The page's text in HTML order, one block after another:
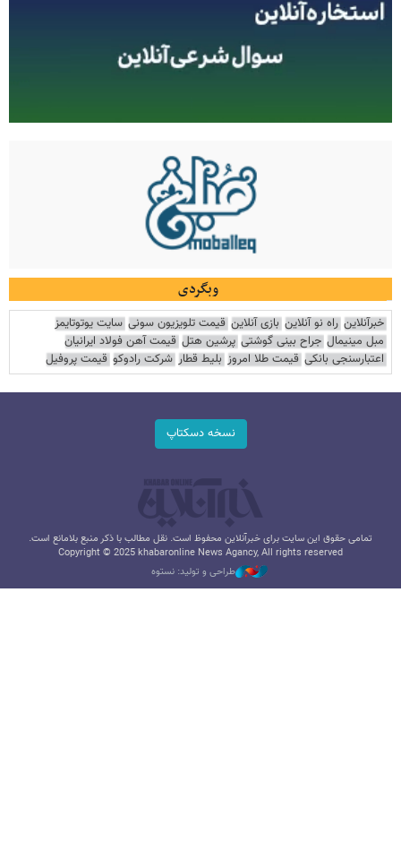
وبگردی
خبرآنلاین راه نو آنلاین بازی آنلاین قیمت تلویزیون سونی سایت یوتوتایمز
مبل مینیمال جراح بینی گوشتی پرشین هتل قیمت آهن فولاد ایرانیان
اعتبارسنجی بانکی قیمت طلا امروز بلیط قطار شرکت رادوکو قیمت پروفیل
نسخه دسکتاپ
تمامی حقوق این سایت برای خبرآنلاین محفوظ است. نقل مطالب با ذکر منبع بلامانع است.
Copyright © 2025 khabaronline News Agancy, All rights reserved
طراحی و تولید: نستوه